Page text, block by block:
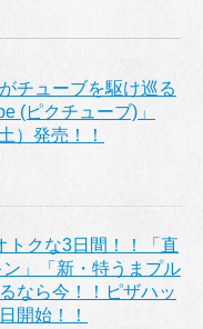
チューブを駆け巡る
(ピクチューブ)」
）発売！！
トクな3日間！！「直
」「新・特うまプル
なら今！！ピザハッ
開始！！